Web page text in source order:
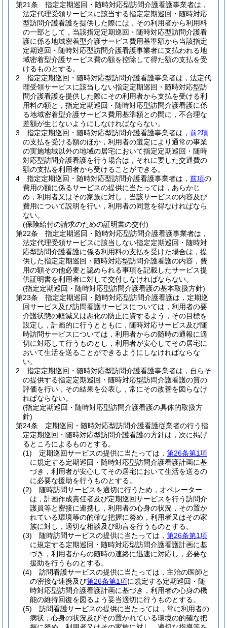
第21条
指定定期巡回・随時対応型訪問介護看護事業者は，
法定代理受領サービスに該当する指定定期巡回・随時対応
型訪問介護看護を提供した際には，その利用者から利用料
の一部として，当該指定定期巡回・随時対応型訪問介護看
護に係る地域密着型介護サービス費用基準額から当該指定
定期巡回・随時対応型訪問介護看護事業者に支払われる地
域密着型介護サービス費の額を控除して得た額の支払を受
けるものとする。
2
指定定期巡回・随時対応型訪問介護看護事業者は，法定代
理受領サービスに該当しない指定定期巡回・随時対応型訪
問介護看護を提供した際にその利用者から支払を受ける利
用料の額と，指定定期巡回・随時対応型訪問介護看護に係
る地域密着型介護サービス費用基準額との間に，不合理な
差額が生じないようにしなければならない。
3
指定定期巡回・随時対応型訪問介護看護事業者は， 前2項
の支払を受ける額のほか，利用者の選定により通常の事業
の実施地域以外の地域の居宅において指定定期巡回・随時
対応型訪問介護看護を行う場合は，それに要した交通費の
額の支払を利用者から受けることができる。
4
指定定期巡回・随時対応型訪問介護看護事業者は， 前項の
費用の額に係るサービスの提供に当たっては，あらかじ
め，利用者又はその家族に対し，当該サービスの内容及び
費用について説明を行い，利用者の同意を得なければなら
ない。
(保険給付の請求のための証明書の交付)
第22条
指定定期巡回・随時対応型訪問介護看護事業者は，
法定代理受領サービスに該当しない指定定期巡回・随時対
応型訪問介護看護に係る利用料の支払を受けた場合は，提
供した指定定期巡回・随時対応型訪問介護看護の内容，費
用の額その他必要と認められる事項を記載したサービス提
供証明書を利用者に対して交付しなければならない。
(指定定期巡回・随時対応型訪問介護看護の基本取扱方針)
第23条
指定定期巡回・随時対応型訪問介護看護は，定期巡
回サービス及び訪問看護サービスについては，利用者の要
介護状態の軽減又は悪化の防止に資するよう，その目標を
設定し，計画的に行うとともに，随時対応サービス及び随
時訪問サービスについては，利用者からの随時の通報に適
切に対応して行うものとし，利用者が安心してその居宅に
おいて生活を送ることができるようにしなければならな
い。
2
指定定期巡回・随時対応型訪問介護看護事業者は，自らそ
の提供する指定定期巡回・随時対応型訪問介護看護の質の
評価を行い，その結果を公表し，常にその改善を図らなけ
ればならない。
(指定定期巡回・随時対応型訪問介護看護の具体的取扱方
針)
第24条
定期巡回・随時対応型訪問介護看護従業者の行う指
定定期巡回・随時対応型訪問介護看護の方針は，次に掲げ
るところによるものとする。
(1)
定期巡回サービスの提供に当たっては， 第26条第1項
に規定する定期巡回・随時対応型訪問介護看護計画に基
づき，利用者が安心してその居宅において生活を送るの
に必要な援助を行うものとする。
(2)
随時訪問サービスを適切に行うため，オペレーター
は，計画作成責任者及び定期巡回サービスを行う訪問介
護員等と密接に連携し，利用者の心身の状況，その置か
れている環境等の的確な把握に努め，利用者又はその家
族に対し，適切な相談及び助言を行うものとする。
(3)
随時訪問サービスの提供に当たっては， 第26条第1項
に規定する定期巡回・随時対応型訪問介護看護計画に基
づき，利用者からの随時の連絡に迅速に対応し，必要な
援助を行うものとする。
(4)
訪問看護サービスの提供に当たっては，主治の医師と
の密接な連携及び第26条第1項に規定する定期巡回・随
時対応型訪問介護看護計画に基づき，利用者の心身の機
能の維持回復を図るよう妥当適切に行うものとする。
(5)
訪問看護サービスの提供に当たっては，常に利用者の
病状，心身の状況及びその置かれている環境の的確な把